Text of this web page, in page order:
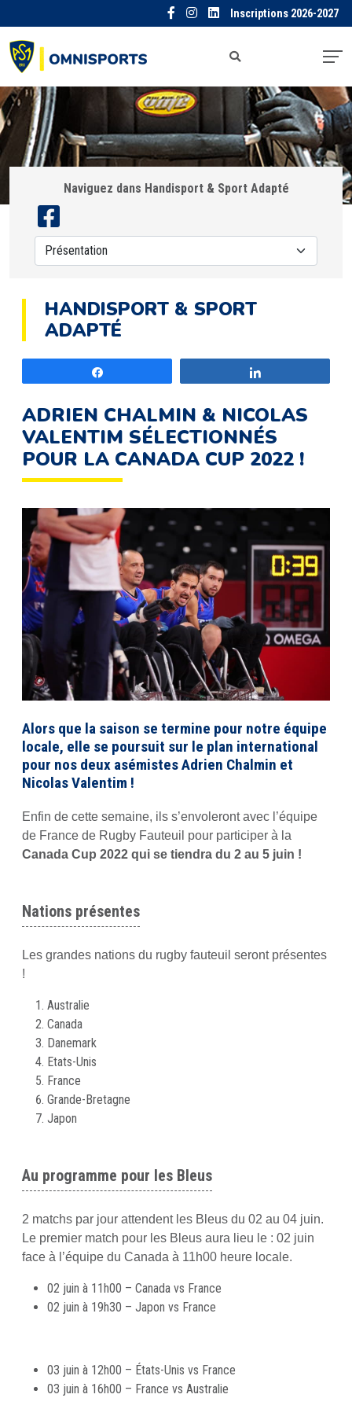
Inscriptions 2026-2027
Naviguez dans Handisport & Sport Adapté
HANDISPORT & SPORT
ADAPTÉ
ADRIEN CHALMIN & NICOLAS
VALENTIM SÉLECTIONNÉS
POUR LA CANADA CUP 2022 !
Alors que la saison se termine pour notre équipe
locale, elle se poursuit sur le plan international
pour nos deux asémistes Adrien Chalmin et
Nicolas Valentim !
Enfin de cette semaine, ils s’envoleront avec l’équipe
de France de Rugby Fauteuil pour participer à la
Canada Cup 2022 qui se tiendra du 2 au 5 juin !
Nations présentes
Les grandes nations du rugby fauteuil seront présentes
!
Australie
Canada
Danemark
Etats-Unis
France
Grande-Bretagne
Japon
Au programme pour les Bleus
2 matchs par jour attendent les Bleus du 02 au 04 juin.
Le premier match pour les Bleus aura lieu le : 02 juin
face à l’équipe du Canada à 11h00 heure locale.
02 juin à 11h00 – Canada vs France
02 juin à 19h30 – Japon vs France
03 juin à 12h00 – États-Unis vs France
03 juin à 16h00 – France vs Australie